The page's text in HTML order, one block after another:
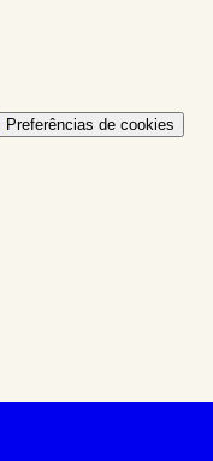
Preferências de cookies